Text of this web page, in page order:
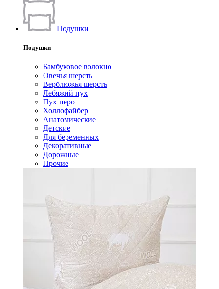
Подушки
Подушки
Бамбуковое волокно
Овечья шерсть
Верблюжья шерсть
Лебяжий пух
Пух-перо
Холлофайбер
Анатомические
Детские
Для беременных
Декоративные
Дорожные
Прочие